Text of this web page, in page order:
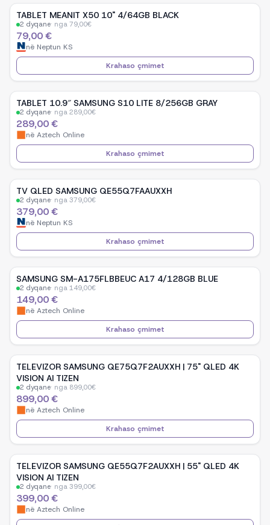
TABLET MEANIT X50 10" 4/64GB BLACK
2 dyqane· nga 79,00€
79,00 €
në Neptun KS
Krahaso çmimet
TABLET 10.9″ SAMSUNG S10 LITE 8/256GB GRAY
2 dyqane· nga 289,00€
289,00 €
në Aztech Online
Krahaso çmimet
TV QLED SAMSUNG QE55Q7FAAUXXH
2 dyqane· nga 379,00€
379,00 €
në Neptun KS
Krahaso çmimet
SAMSUNG SM-A175FLBBEUC A17 4/128GB BLUE
2 dyqane· nga 149,00€
149,00 €
në Aztech Online
Krahaso çmimet
TELEVIZOR SAMSUNG QE75Q7F2AUXXH | 75" QLED 4K
VISION AI TIZEN
2 dyqane· nga 899,00€
899,00 €
në Aztech Online
Krahaso çmimet
TELEVIZOR SAMSUNG QE55Q7F2AUXXH | 55" QLED 4K
VISION AI TIZEN
2 dyqane· nga 399,00€
399,00 €
në Aztech Online